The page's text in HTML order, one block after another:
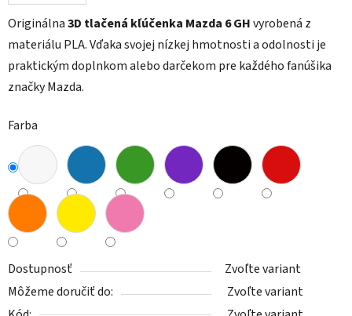
Originálna3D tlačená kľúčenka Mazda 6 GHvyrobená z
materiálu PLA. Vďaka svojej nízkej hmotnosti a odolnosti je
praktickým doplnkom alebo darčekom pre každého fanúšika
značky Mazda.
Farba
Dostupnosť
Zvoľte variant
Môžeme doručiť do:
Zvoľte variant